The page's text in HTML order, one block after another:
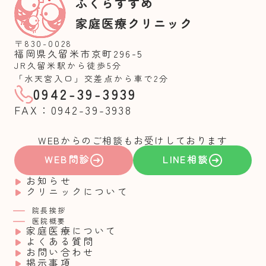
〒830-0028
福岡県久留米市京町296-5
JR久留米駅から徒歩5分
「水天宮入口」交差点から車で2分
0942-39-3939
FAX：0942-39-3938
WEBからのご相談もお受けしております
WEB問診
LINE相談
お知らせ
クリニックについて
院長挨拶
医院概要
家庭医療について
よくある質問
お問い合わせ
掲示事項